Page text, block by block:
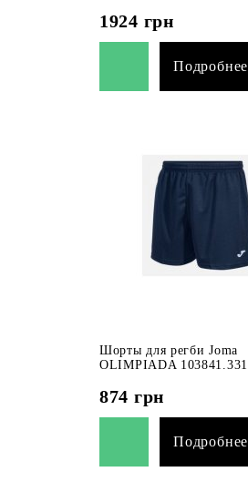
1924 грн
Подробнее
Шорты для регби Joma
OLIMPIADA 103841.331
874 грн
Подробнее